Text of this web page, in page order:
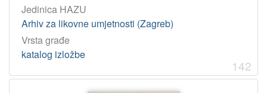
Jedinica HAZU
Arhiv za likovne umjetnosti (Zagreb)
Vrsta građe
katalog izložbe
142